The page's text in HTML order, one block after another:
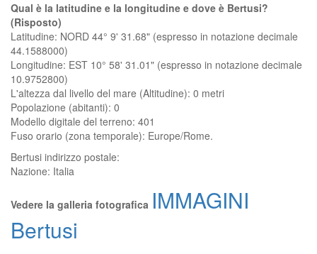
Qual è la latitudine e la longitudine e dove è Bertusi?
(Risposto)
Latitudine: NORD 44° 9' 31.68" (espresso in notazione decimale
44.1588000)
Longitudine: EST 10° 58' 31.01" (espresso in notazione decimale
10.9752800)
L'altezza dal livello del mare (Altitudine): 0 metri
Popolazione (abitanti): 0
Modello digitale del terreno: 401
Fuso orario (zona temporale): Europe/Rome.
Bertusi indirizzo postale:
Nazione: Italia
Vedere la galleria fotografica IMMAGINI
Bertusi